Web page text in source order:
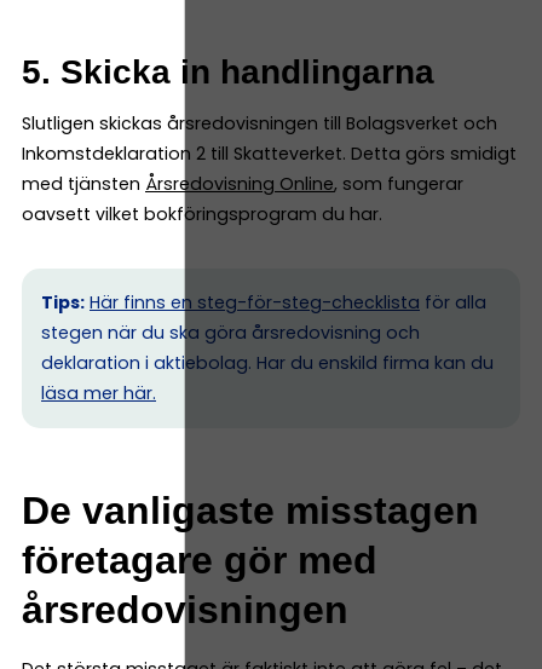
5. Skicka in handlingarna
Slutligen skickas årsredovisningen till Bolagsverket och
Inkomstdeklaration 2 till Skatteverket. Detta görs smidigt
med tjänsten Årsredovisning Online, som fungerar
oavsett vilket bokföringsprogram du har.
Tips: Här finns en steg-för-steg-checklista för alla
stegen när du ska göra årsredovisning och
deklaration i aktiebolag. Har du enskild firma kan du
läsa mer här.
De vanligaste misstagen
företagare gör med
årsredovisningen